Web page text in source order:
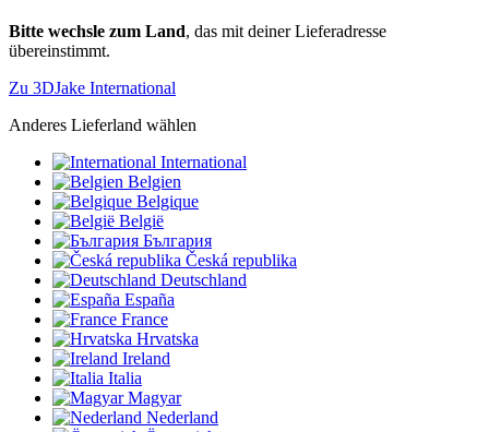
Bitte wechsle zum Land, das mit deiner Lieferadresse
übereinstimmt.
Zu 3DJake International
Anderes Lieferland wählen
International
Belgien
Belgique
België
България
Česká republika
Deutschland
España
France
Hrvatska
Ireland
Italia
Magyar
Nederland